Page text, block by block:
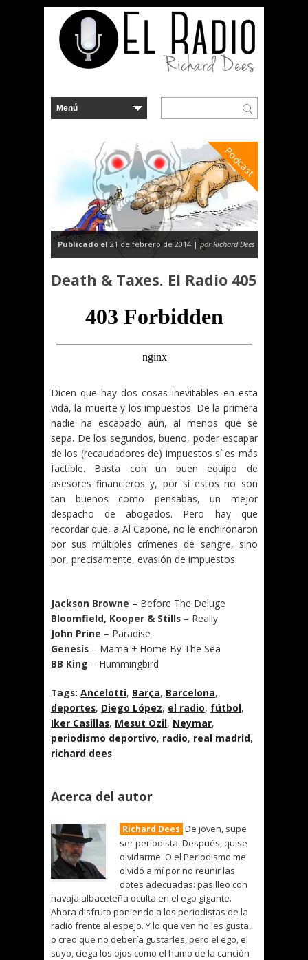
Podcast
Publicado el 21 de febrero de 2014 |por Richard Dees
Death & Taxes. El Radio 405
Dicen que hay dos cosas inevitables en esta
vida, la muerte y los impuestos. De la primera
nadie ha escapado aún, al menos que se
sepa. De los segundos, bueno, poder escapar
de los (recaudadores de) impuestos sí es más
factible. Basta con un buen equipo de
asesores financieros y, por si estos no son
tan buenos como pensabas, un mejor
despacho de abogados. Pero hay que
recordar que, a Al Capone, no le enchironaron
por sus múltiples crímenes de sangre, sino
por, precisamente, evasión de impuestos.
Jackson Browne – Before The Deluge
Bloomfield, Kooper & Stills – Really
John Prine – Paradise
Genesis – Mama + Home By The Sea
BB King – Hummingbird
Tags: Ancelotti, Barça, Barcelona,
deportes, Diego López, el radio, fútbol,
Iker Casillas, Mesut Ozil, Neymar,
periodismo deportivo, radio, real madrid,
richard dees
Acerca del autor
Richard Dees De joven, supe
ser periodista. Después, quise
olvidarme. O el Periodismo me
olvidó a mí por no reunir las
dotes adecuadas: pasilleo con
navaja albaceteña oculta en el ego gigante.
Ahora disfruto poniendo a los periodistas de la
radio frente al espejo. Y lo que ven no les gusta,
o creo que no debería gustarles, pero el ego, el
suyo, ciega los ojos como el humo de la canción